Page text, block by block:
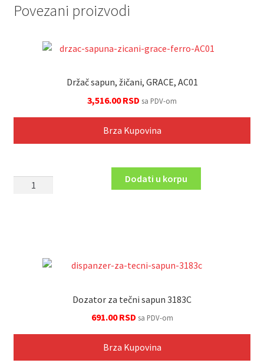
Povezani proizvodi
Držač sapun, žičani, GRACE, AC01
3,516.00RSD sa PDV-om
Brza Kupovina
Držač
količina
Dodati u korpu
Dozator za tečni sapun 3183C
691.00RSD sa PDV-om
Brza Kupovina